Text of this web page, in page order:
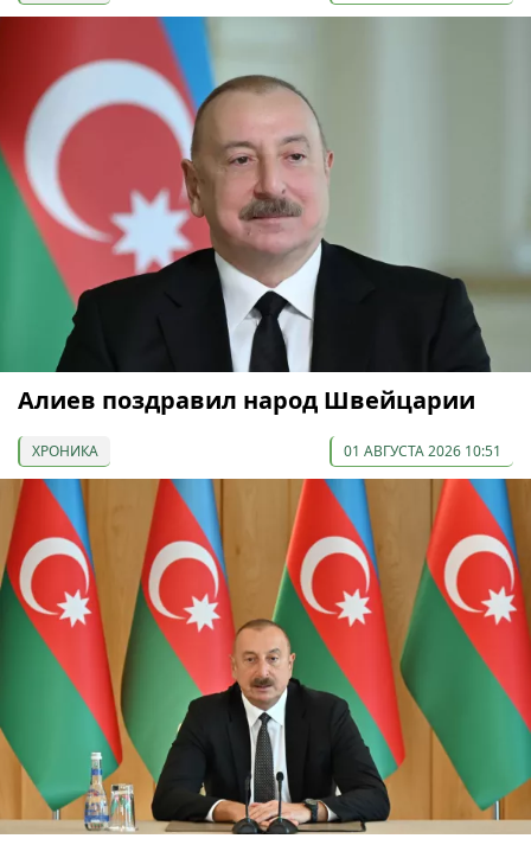
Алиев поздравил народ Швейцарии
ХРОНИКА 01 АВГУСТА 2026 10:51